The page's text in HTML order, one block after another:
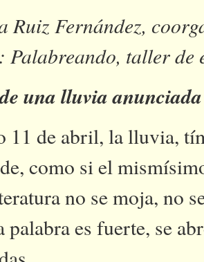
Ruiz Fernández,
Palabreando, taller de
una lluvia anunciada
11 de abril, la lluvia,
como si el
no se moja, no
palabra es fuerte, se